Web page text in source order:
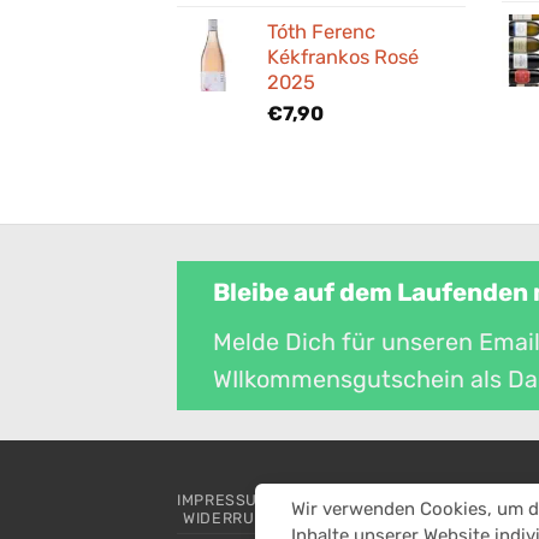
Tóth Ferenc
Kékfrankos Rosé
2025
€7,90
Bleibe auf dem
Melde Dich für unseren
WIlkommensgutschein als
IMPRESSUM
ALLGEMEINE
WIDERRUFSBELEHRUNG &Wir verwenden Cookies, um